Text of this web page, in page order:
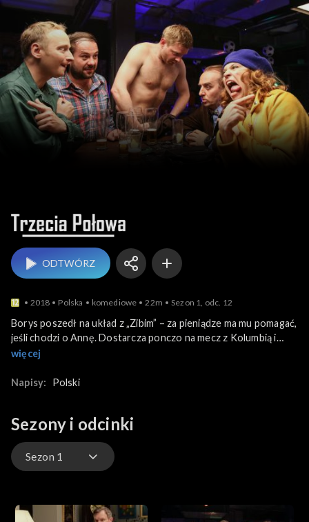
Trzecia połowa
ODTWÓRZ
2018 Polska komediowe 22m Sezon 1, odc. 12
Borys poszedł na układ z „Zibim” – za pieniądze ma mu pomagać,
jeśli chodzi o Annę. Dostarcza ponczo na mecz z Kolumbią i
wiersz. Sędzia „Ślepy” się zakochuje. Pech polega na tym, że
wyrzucał z boiska… Borys zabiera się za pisanie pozwu
więcej
Napisy: Polski
Sezony i odcinki
Sezon 1